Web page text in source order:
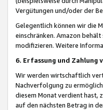
Vergütungen und/oder der
Gelegentlich können wir die
einschränken. Amazon
modifizieren. Weitere
6. Erfassung und Zahlung
Wir werden wirtschaftlich
Nachverfolgung zu
diesem Monat verdient hast,
auf den nächsten Betrag in